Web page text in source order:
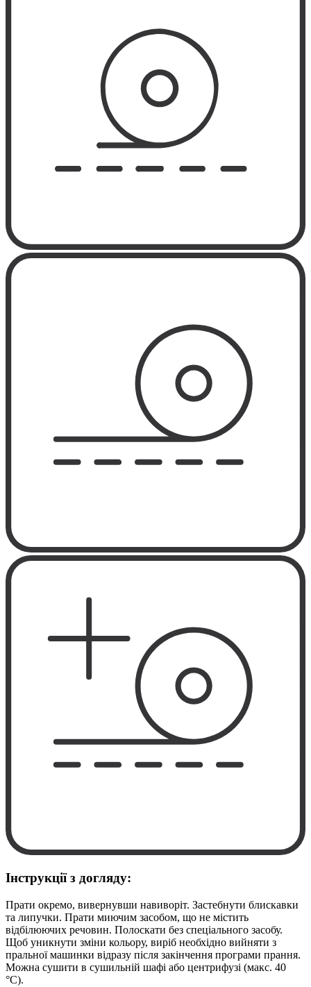
Інструкції з догляду:
Прати окремо, вивернувши навиворіт. Застебнути блискавки
та липучки. Прати миючим засобом, що не містить
відбілюючих речовин. Полоскати без спеціального засобу.
Щоб уникнути зміни кольору, виріб необхідно вийняти з
пральної машинки відразу після закінчення програми прання.
Можна сушити в сушильній шафі або центрифузі (макс. 40
°C).